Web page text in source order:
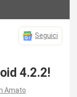
Seguici
4.2.2!
Amato